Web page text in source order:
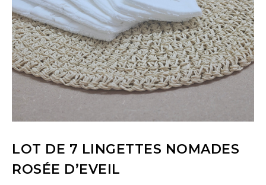
LOT DE 7 LINGETTES NOMADES
ROSÉE D’EVEIL